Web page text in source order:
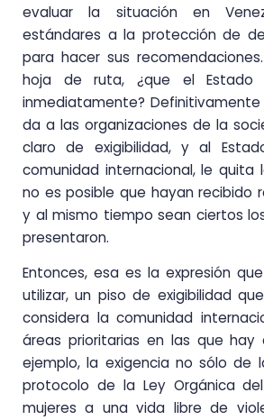
evaluar la situación en
estándares a la protección de
para hacer sus
hoja de ruta, ¿que el
inmediatamente? Definitivamente
da a las organizaciones de la
claro de exigibilidad, y al
comunidad internacional, le quita
no es posible que hayan recibido
y al mismo tiempo sean ciertos
presentaron.
Entonces, esa es la expresión
utilizar, un piso de exigibilidad
considera la comunidad
áreas prioritarias en las que hay
ejemplo, la exigencia no sólo de
protocolo de la Ley Orgánica
mujeres a una vida libre de